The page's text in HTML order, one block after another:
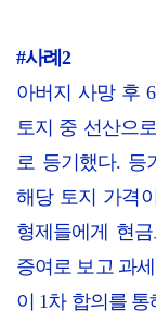
#사례2
아버지 사망 후
토지 중 선산으
로 등기했다. 등
해당 토지 가격
형제들에게 현
증여로 보고 과
이 1차 합의를